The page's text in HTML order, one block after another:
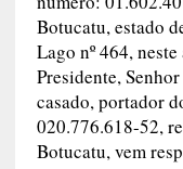
número:
Botucatu, estado
Lago nº 464,
Presidente,
casado, portador
020.776.618-52,
Botucatu, vem